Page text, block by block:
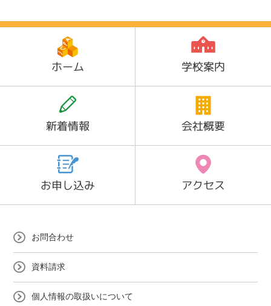
ホーム 学校案内
新着情報 会社概要
お申し込み アクセス
お問合わせ
資料請求
個人情報の取扱いについて